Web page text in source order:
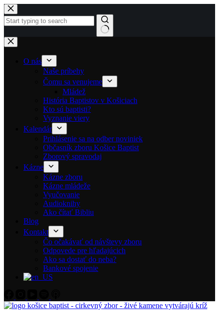
Skip to content
No results
O nás
Naše príbehy
Čomu sa venujeme
Mládež
História Baptistov v Košiciach
Kto sú baptisti?
Vyznanie viery
Kalendár
Prihlásenie sa na odber noviniek
Občasník zboru Košice Baptist
Zborový spravodaj
Kázne
Kázne zboru
Kázne mládeže
Vyučovanie
Audioknihy
Ako čítať Bibliu
Blog
Kontakt
Čo očakávať od návštevy zboru
Odpovede pre hľadajúcich
Ako sa dostať do neba?
Bankové spojenie